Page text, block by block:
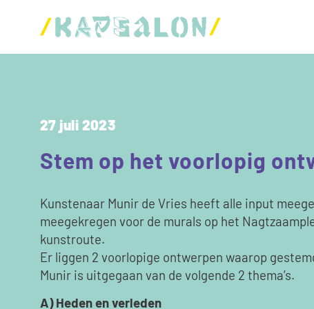
27 juli 2023
Stem op het voorlopig
Kunstenaar Munir de Vries heeft alle input
meegekregen voor de murals op het
kunstroute.
Er liggen 2 voorlopige ontwerpen waarop
Munir is uitgegaan van de volgende 2 thema’s.
A) Heden en verleden